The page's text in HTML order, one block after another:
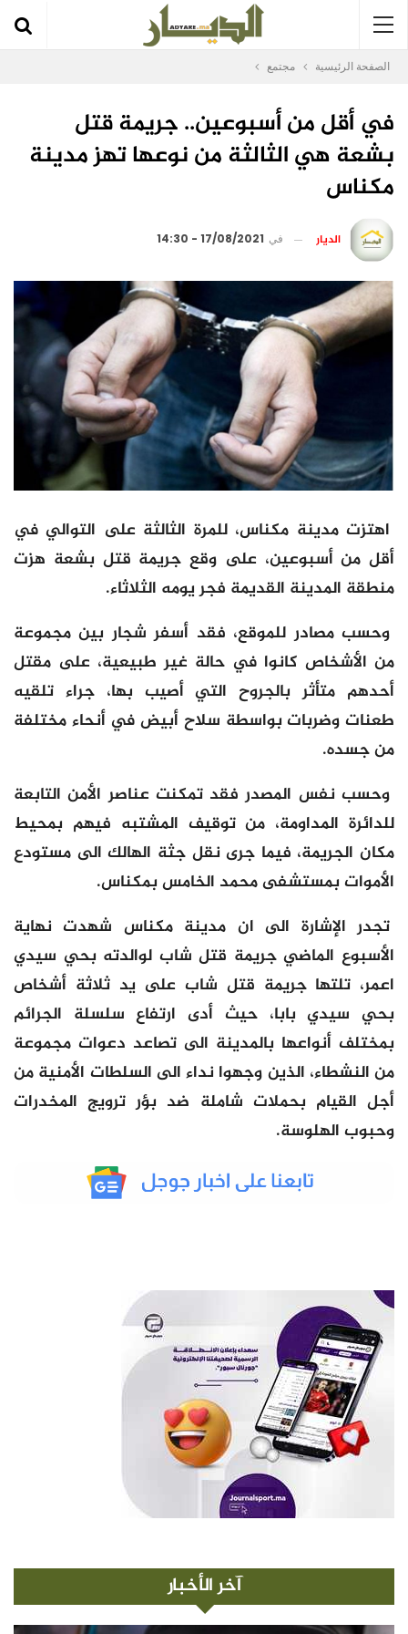
الصفحة الرئيسية مجتمع
في أقل من أسبوعين.. جريمة قتل
بشعة هي الثالثة من نوعها تهز مدينة
مكناس
الديار في 17/08/2021 - 14:30
اهتزت مدينة مكناس، للمرة الثالثة على التوالي في
أقل من أسبوعين، على وقع جريمة قتل بشعة هزت
منطقة المدينة القديمة فجر يومه الثلاثاء.
وحسب مصادر للموقع، فقد أسفر شجار بين مجموعة
من الأشخاص كانوا في حالة غير طبيعية، على مقتل
أحدهم متأثر بالجروح التي أصيب بها، جراء تلقيه
طعنات وضربات بواسطة سلاح أبيض في أنحاء مختلفة
من جسده.
وحسب نفس المصدر فقد تمكنت عناصر الأمن التابعة
للدائرة المداومة، من توقيف المشتبه فيهم بمحيط
مكان الجريمة، فيما جرى نقل جثة الهالك الى مستودع
الأموات بمستشفى محمد الخامس بمكناس.
تجدر الإشارة الى ان مدينة مكناس شهدت نهاية
الأسبوع الماضي جريمة قتل شاب لوالدته بحي سيدي
اعمر، تلتها جريمة قتل شاب على يد ثلاثة أشخاص
بحي سيدي بابا، حيث أدى ارتفاع سلسلة الجرائم
بمختلف أنواعها بالمدينة الى تصاعد دعوات مجموعة
من النشطاء، الذين وجهوا نداء الى السلطات الأمنية من
أجل القيام بحملات شاملة ضد بؤر ترويج المخدرات
وحبوب الهلوسة.
آخر الأخبار